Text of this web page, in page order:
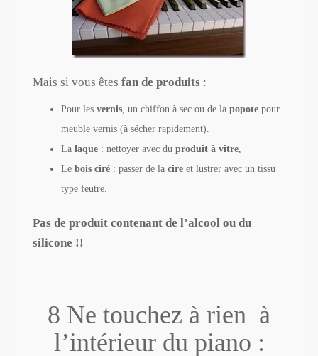
Mais si vous êtes fan de produits :
Pour les vernis, un chiffon à sec ou de la popote pour
meuble vernis (à sécher rapidement).
La laque : nettoyer avec du produit à vitre,
Le bois ciré : passer de la cire et lustrer avec un tissu
type feutre.
Pas de produit contenant de l’alcool ou du
silicone !!
8 Ne touchez à rien à
l’intérieur du piano :